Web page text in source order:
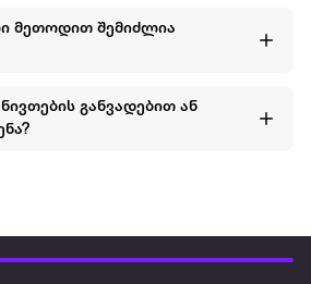
მეთოდით შემიძლია
განვადებით ან